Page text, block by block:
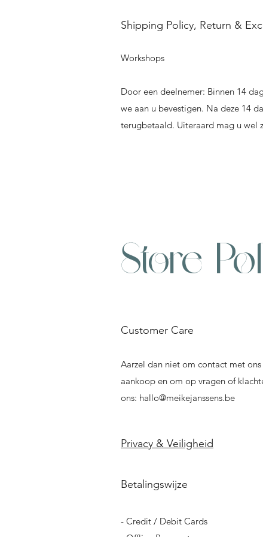
Shipping Policy, Return &
Workshops
Door een deelnemer: Binnen 14
we aan u bevestigen. Na deze 14
terugbetaald. Uiteraard mag u wel
Store
Customer Care
Aarzel dan niet om contact met
aankoop en om op vragen of
ons: hallo@meikejanssens.be
Privacy & Veiligheid
Betalingswijze
- Credit / Debit Cards